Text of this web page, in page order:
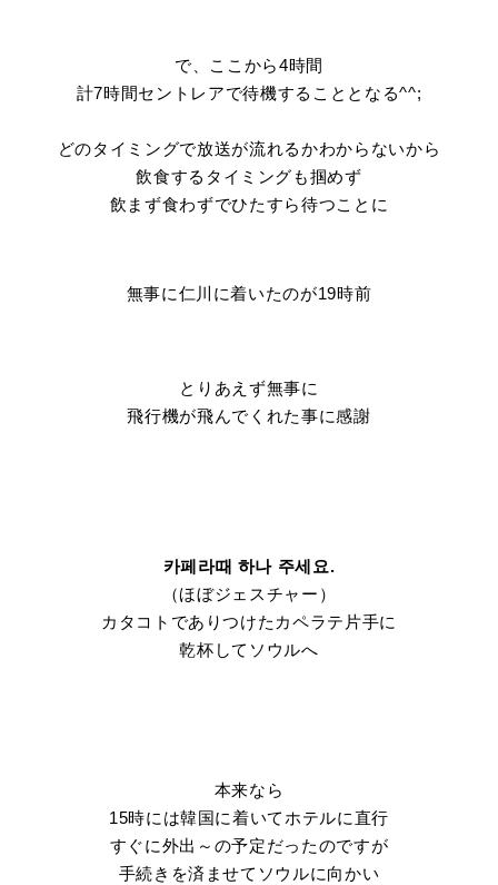
で、ここから4時間
計7時間セントレアで待機することとなる^^;
どのタイミングで放送が流れるかわからないから
飲食するタイミングも掴めず
飲まず食わずでひたすら待つことに
無事に仁川に着いたのが19時前
とりあえず無事に
飛行機が飛んでくれた事に感謝
카페라때 하나 주세요.
（ほぼジェスチャー）
カタコトでありつけたカペラテ片手に
乾杯してソウルへ
本来なら
15時には韓国に着いてホテルに直行
すぐに外出～の予定だったのですが
手続きを済ませてソウルに向かい